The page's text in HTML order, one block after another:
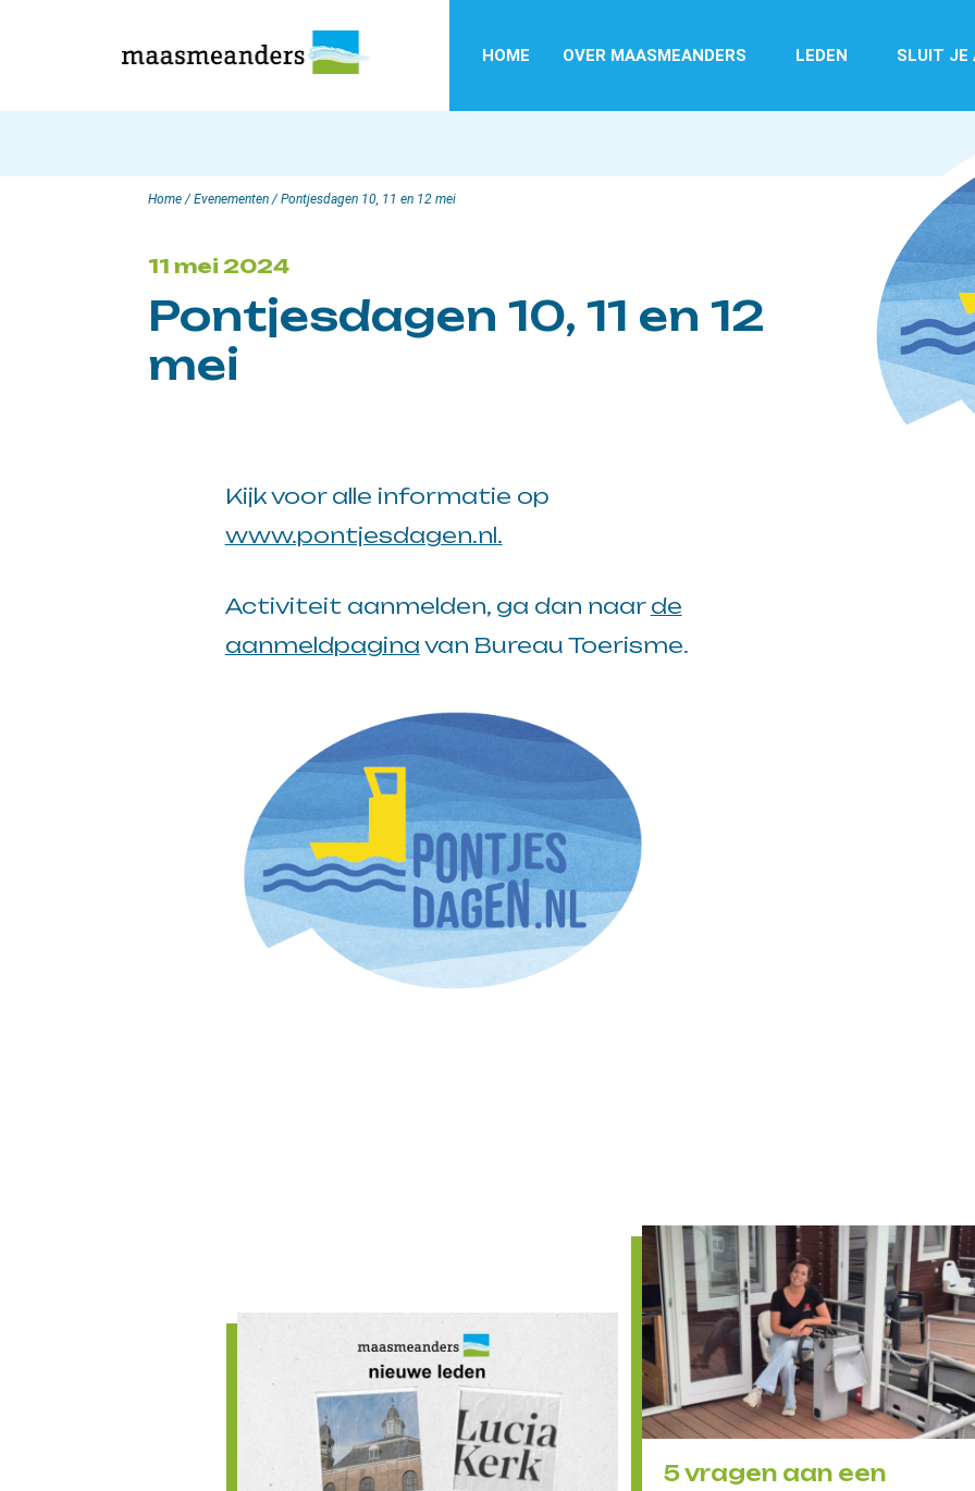
HOME OVER MAASMEANDERS LEDEN SLUIT JE
Home/Evenementen/Pontjesdagen 10, 11 en 12 mei
11 mei 2024
Pontjesdagen 10, 11 en 12
mei
Kijk voor alle informatie op
www.pontjesdagen.nl.
Activiteit aanmelden, ga dan naar de
aanmeldpagina van Bureau Toerisme.
5 vragen aan een